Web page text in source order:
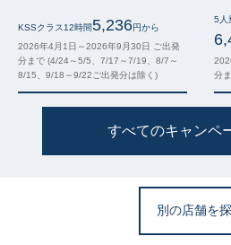
KSSクラス12時間5,236円から
2026年4月1日～2026年9月30日 ご出発
分まで (4/24～5/5、7/17～7/19、8/7～
8/15、9/18～9/22ご出発分は除く)
5人
分
すべてのキャンペ
別の店舗を